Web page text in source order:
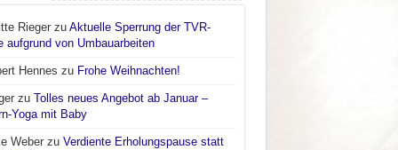
Riegerzu Aktuelle Sperrung der TVR-
aufgrund von Umbauarbeiten
Hennes zu Frohe Weihnachten!
zu Tolles neues Angebot ab Januar –
Yoga mit Baby
Weberzu Verdiente Erholungspause statt